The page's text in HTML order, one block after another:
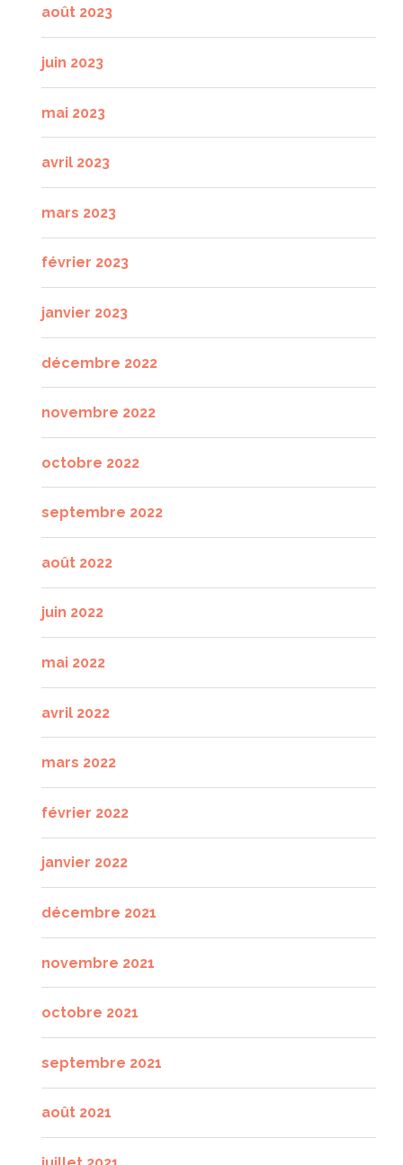
août 2023
juin 2023
mai 2023
avril 2023
mars 2023
février 2023
janvier 2023
décembre 2022
novembre 2022
octobre 2022
septembre 2022
août 2022
juin 2022
mai 2022
avril 2022
mars 2022
février 2022
janvier 2022
décembre 2021
novembre 2021
octobre 2021
septembre 2021
août 2021